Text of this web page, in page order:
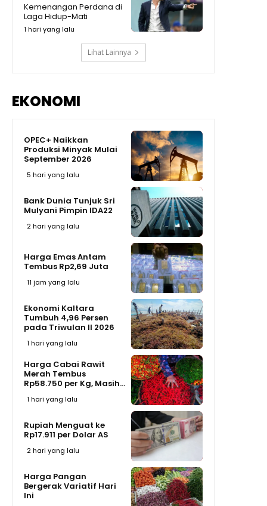
Momen Prabowo Teguk Air
Olahan BRIN! Celetuk: Kalau Bu
Mega Minum, Masa Prabowo
Tidak
09:05
Kemenangan Perdana di
Laga Hidup-Mati
1 hari yang lalu
Lihat Lainnya
EKONOMI
OPEC+ Naikkan
Produksi Minyak Mulai
September 2026
5 hari yang lalu
Bank Dunia Tunjuk Sri
Mulyani Pimpin IDA22
2 hari yang lalu
Harga Emas Antam
Tembus Rp2,69 Juta
11 jam yang lalu
Ekonomi Kaltara
Tumbuh 4,96 Persen
pada Triwulan II 2026
1 hari yang lalu
Harga Cabai Rawit
Merah Tembus
Rp58.750 per Kg, Masih...
1 hari yang lalu
Rupiah Menguat ke
Rp17.911 per Dolar AS
2 hari yang lalu
Harga Pangan
Bergerak Variatif Hari
Ini